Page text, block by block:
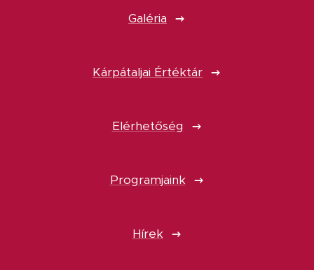
Galéria
Kárpátaljai Értéktár
Elérhetőség
Programjaink
Hírek